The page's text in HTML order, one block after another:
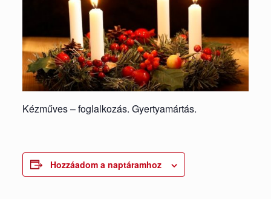
Kézműves – foglalkozás. Gyertyamártás.
Hozzáadom a naptáramhoz